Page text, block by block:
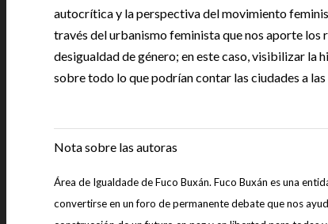
autocrítica y la perspectiva del movimiento
través del urbanismo feminista que nos aporte los
desigualdad de género; en este caso, visibilizar la
sobre todo lo que podrían contar las ciudades a
Nota sobre las autoras
Área de Igualdade de Fuco Buxán. Fuco Buxán es una
convertirse en un foro de permanente debate que nos